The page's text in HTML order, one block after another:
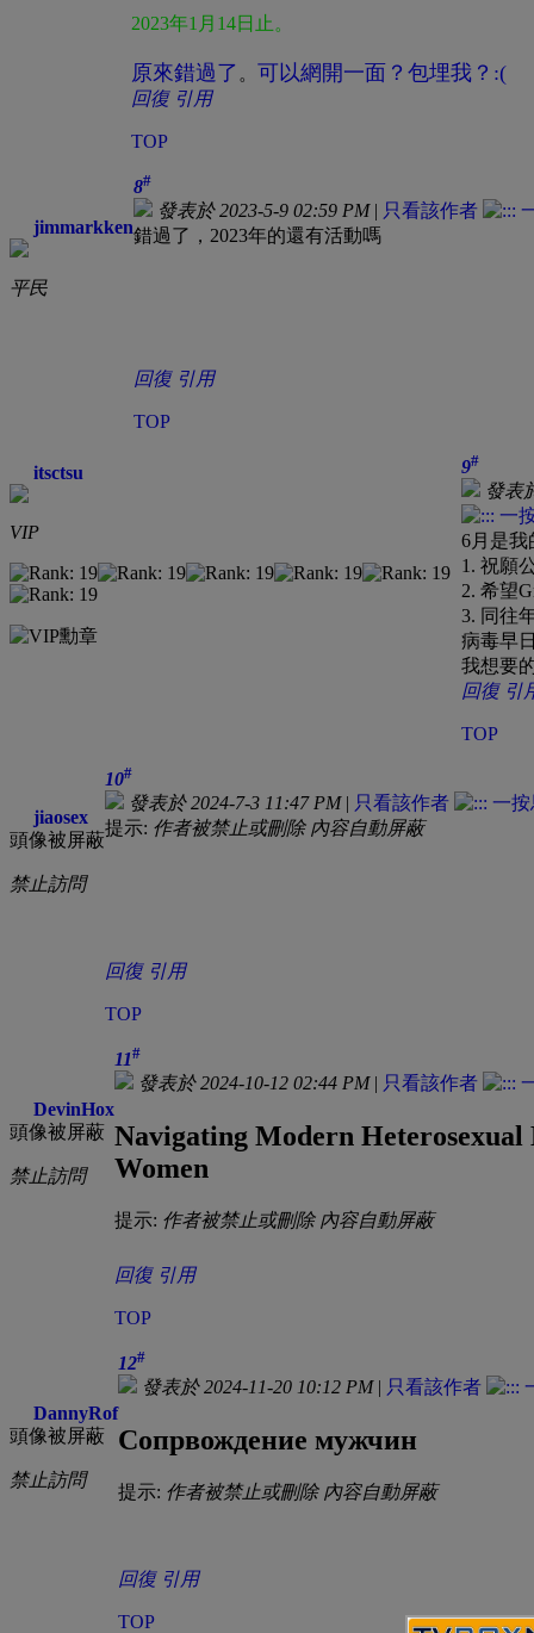
2023年1月14日止。
原來錯過了 。 可以網開一面？包埋我？:(
回復 引用
TOP
jimmarkken
平民
8#
發表於 2023-5-9 02:59 PM| 只看該作者
錯過了，2023年的還有活動嗎
回復 引用
TOP
itsctsu
VIP
9#
發表
6月是我
1. 祝願
2. 希望
3. 同往
病毒早
我想要
回復 引
TOP
jiaosex
頭像被屏蔽
禁止訪問
10#
發表於 2024-7-3 11:47 PM| 只看該作者
提示: 作者被禁止或刪除 內容自動屏蔽
回復 引用
TOP
DevinHox
頭像被屏蔽
禁止訪問
11#
發表於 2024-10-12 02:44 PM| 只看該作者
Navigating Modern
Women
提示: 作者被禁止或刪除 內容自動屏蔽
回復 引用
TOP
DannyRof
頭像被屏蔽
禁止訪問
12#
發表於 2024-11-20 10:12 PM| 只看該作者
Сопрвождение мужчин
提示: 作者被禁止或刪除 內容自動屏蔽
回復 引用
TOP